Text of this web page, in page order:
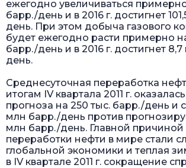
ежегодно увеличиваться
барр./день и в 2016 г. достигнет
день. При этом добыча газового
будет ежегодно расти примерно
барр./день и в 2016 г. достигнет
день.
Среднесуточная переработка
итогам IV квартала 2011 г.
прогноза на 250 тыс. барр./день и
млн барр./день против
млн барр./день. Главной
переработки нефти в мире стали
глобальной экономики и теплая
в IV квартале 2011 г. сокращение